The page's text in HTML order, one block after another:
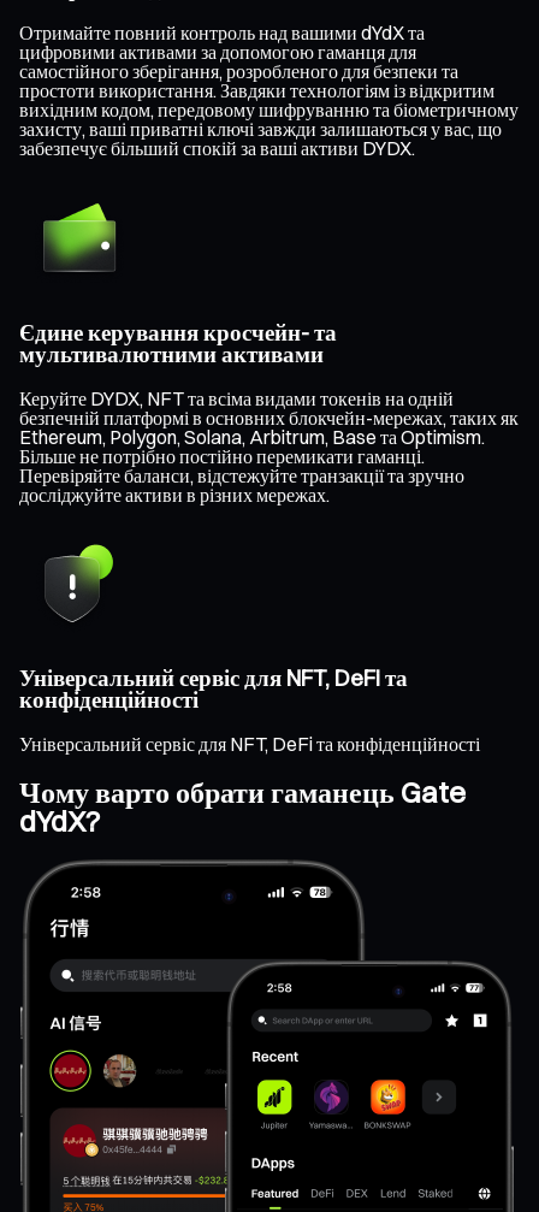
Отримайте повний контроль над вашими dYdX та
цифровими активами за допомогою гаманця для
самостійного зберігання, розробленого для безпеки та
простоти використання. Завдяки технологіям із відкритим
вихідним кодом, передовому шифруванню та біометричному
захисту, ваші приватні ключі завжди залишаються у вас, що
забезпечує більший спокій за ваші активи DYDX.
Єдине керування кросчейн- та
мультивалютними активами
Керуйте DYDX, NFT та всіма видами токенів на одній
безпечній платформі в основних блокчейн-мережах, таких як
Ethereum, Polygon, Solana, Arbitrum, Base та Optimism.
Більше не потрібно постійно перемикати гаманці.
Перевіряйте баланси, відстежуйте транзакції та зручно
досліджуйте активи в різних мережах.
Універсальний сервіс для NFT, DeFi та
конфіденційності
Універсальний сервіс для NFT, DeFi та конфіденційності
Чому варто обрати гаманець Gate
dYdX?